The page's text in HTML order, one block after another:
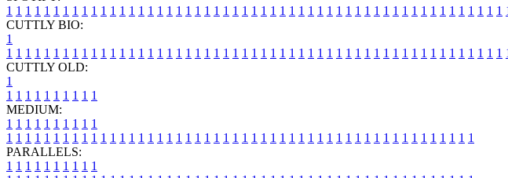
1 1 1 1 1 1 1 1 1 1 1 1 1 1 1 1 1 1 1 1 1 1 1 1 1 1 1 1 1 1 1 1 1 1 1 1 1 1 1 1 1 1 1 1 1 1 1 1 1 1 1 1 1
CUTTLY BIO:
1
1 1 1 1 1 1 1 1 1 1 1 1 1 1 1 1 1 1 1 1 1 1 1 1 1 1 1 1 1 1 1 1 1 1 1 1 1 1 1 1 1 1 1 1 1 1 1 1 1 1 1 1 1
CUTTLY OLD:
1
1 1 1 1 1 1 1 1 1 1
MEDIUM:
1 1 1 1 1 1 1 1 1 1
1 1 1 1 1 1 1 1 1 1 1 1 1 1 1 1 1 1 1 1 1 1 1 1 1 1 1 1 1 1 1 1 1 1 1 1 1 1 1 1 1 1 1 1 1 1 1 1 1 1
PARALLELS:
1 1 1 1 1 1 1 1 1 1